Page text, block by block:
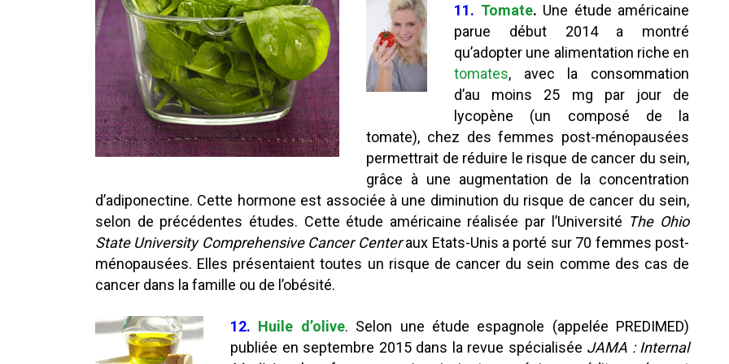
11. Tomate. Une étude américaine
parue début 2014 a montré
qu’adopter une alimentation riche en
tomates, avec la consommation
d’au moins 25 mg par jour de
lycopène (un composé de la
tomate), chez des femmes post-ménopausées
permettrait de réduire le risque de cancer du sein,
grâce à une augmentation de la concentration
d’adiponectine. Cette hormone est associée à une diminution du risque de cancer du sein,
selon de précédentes études. Cette étude américaine réalisée par l’Université The Ohio
State University Comprehensive Cancer Centeraux Etats-Unis a porté sur 70 femmes post-
ménopausées. Elles présentaient toutes un risque de cancer du sein comme des cas de
cancer dans la famille ou de l’obésité.
12. Huile d’olive. Selon une étude espagnole (appelée PREDIMED)
publiée en septembre 2015 dans la revue spécialisée JAMA : Internal